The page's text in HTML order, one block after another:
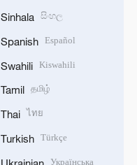
Sinhala සිංහල
Spanish Español
Swahili Kiswahili
Tamil தமிழ்
Thai ไทย
Turkish Türkçe
Українська